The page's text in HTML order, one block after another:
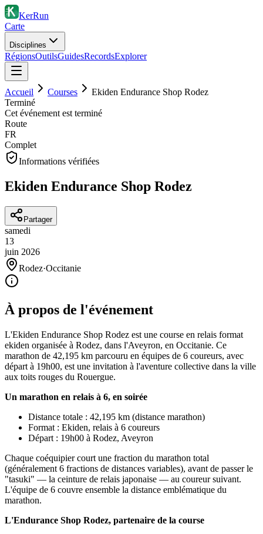
KerRun
Carte
Disciplines
RégionsOutilsGuidesRecordsExplorer
Accueil Courses
Ekiden Endurance Shop Rodez
Terminé
Cet événement est terminé
Route
FR
Complet
Informations vérifiées
Ekiden Endurance Shop Rodez
Partager
samedi
13
juin 2026
Rodez·Occitanie
À propos de l'événement
L'Ekiden Endurance Shop Rodez est une course en relais format
ekiden organisée à Rodez, dans l'Aveyron, en Occitanie. Ce
marathon de 42,195 km parcouru en équipes de 6 coureurs, avec
départ à 19h00, est une invitation à l'aventure collective dans la ville
aux toits rouges du Rouergue.
Un marathon en relais à 6, en soirée
Distance totale : 42,195 km (distance marathon)
Format : Ekiden, relais à 6 coureurs
Départ : 19h00 à Rodez, Aveyron
Chaque coéquipier court une fraction du marathon total
(généralement 6 fractions de distances variables), avant de passer le
"tasuki" — la ceinture de relais japonaise — au coureur suivant.
L'équipe de 6 couvre ensemble la distance emblématique du
marathon.
L'Endurance Shop Rodez, partenaire de la course